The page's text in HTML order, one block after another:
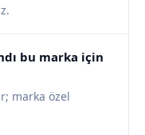
bu marka için
marka özel